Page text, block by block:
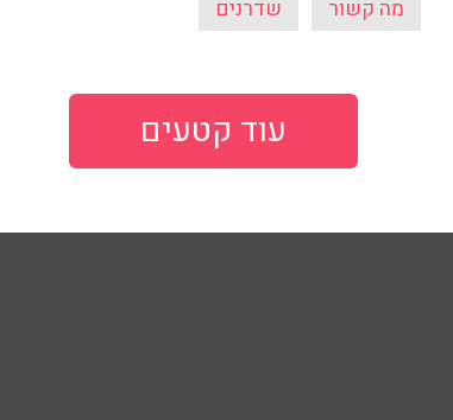
מה קשור שדרנים
עוד קטעים